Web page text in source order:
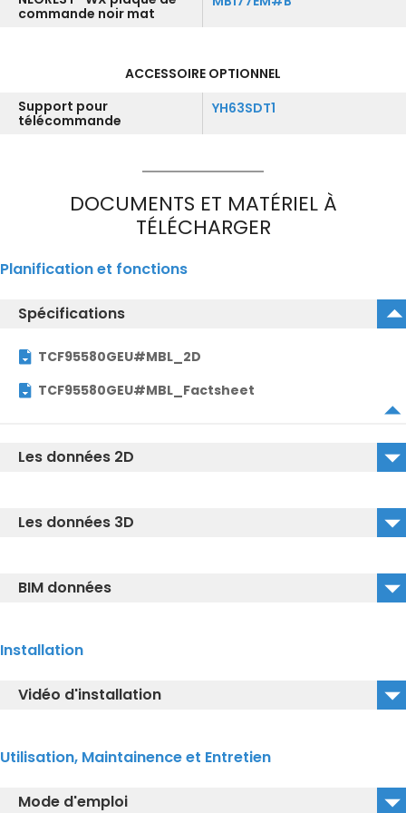
commande noir mat
ACCESSOIRE OPTIONNEL
Support pour
télécommande
YH63SDT1
DOCUMENTS ET MATÉRIEL À
TÉLÉCHARGER
Planification et fonctions
Spécifications
TCF95580GEU#MBL_2D
TCF95580GEU#MBL_Factsheet
Les données 2D
Les données 3D
BIM données
Installation
Vidéo d'installation
Utilisation, Maintainence et Entretien
Mode d'emploi